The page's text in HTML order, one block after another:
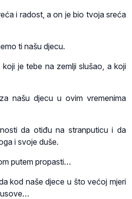
i radost, a on je bio tvoja sreća
ti našu djecu.
je tebe na zemlji slušao, a koji
našu djecu u ovim vremenima
da otiđu na stranputicu i da
i svoje duše.
putem propasti…
kod naše djece u što većoj mjeri